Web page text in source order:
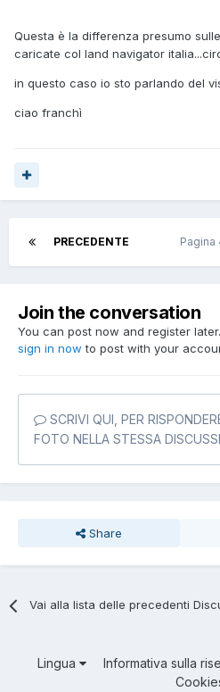
Questa è la differenza presumo
caricate col land navigator
in questo caso io sto parlando del
ciao franchì
PRECEDENTE Pagina
Join the conversation
You can post now and register
sign in now to post with your
SCRIVI QUI, PER
FOTO NELLA STESSA
Share
Vai alla lista delle precedenti
Lingua Informativa sulla